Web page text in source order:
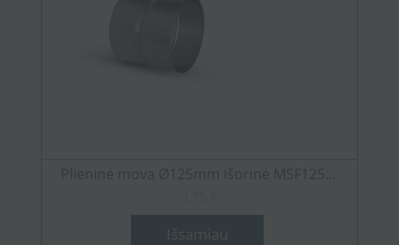
Plieninė mova Ø125mm išorinė MSF125...
Išsamiau